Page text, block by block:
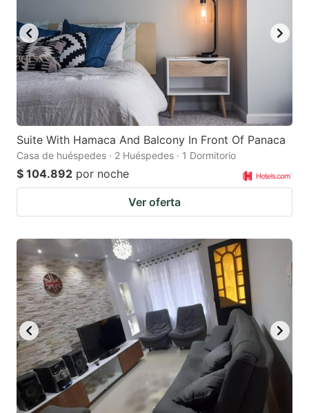
Suite With Hamaca And Balcony In Front Of Panaca
Casa de huéspedes · 2 Huéspedes · 1 Dormitorio
$ 104.892 por noche
Ver oferta